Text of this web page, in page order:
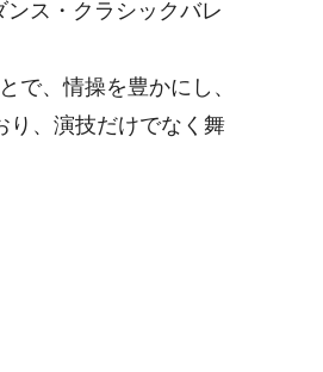
ス・クラシックバレ
で、情操を豊かにし、
り、演技だけでなく舞